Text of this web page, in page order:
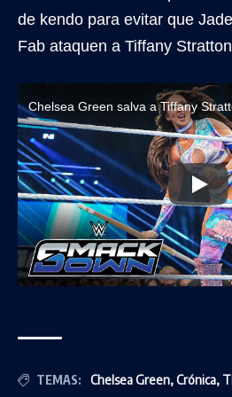
de kendo para evitar que
Fab ataquen a Tiffany
TEMAS: Chelsea Green,Crónica,